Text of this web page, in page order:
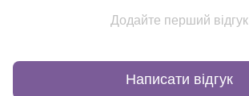
Додайте перший відгук
Написати відгук